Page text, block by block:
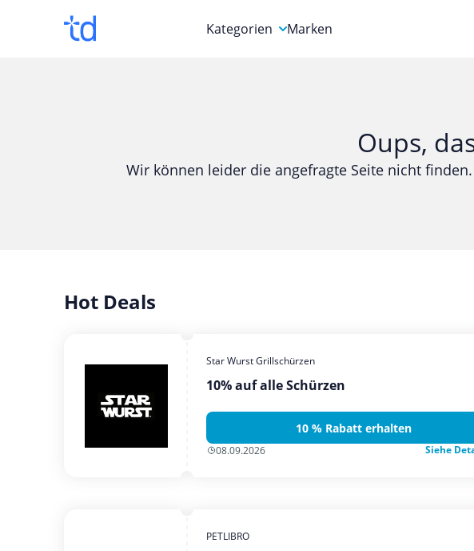
Kategorien
Computer & Elektronik
Gesundheit &
Mobilfunk &
Marken
Oups,
Wir können leider die angefragte Seite nicht
Hot Deals
Star Wurst Grillschürzen
10% auf alle Schürzen
10 % Rabatt erhalten
08.09.2026 Siehe
PETLIBRO